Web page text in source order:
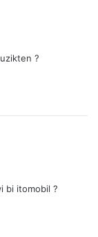
?
bi itomobil ?